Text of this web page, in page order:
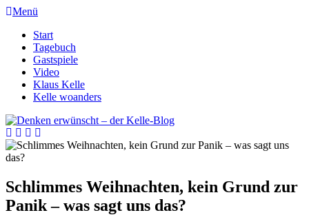
Menü
Start
Tagebuch
Gastspiele
Video
Klaus Kelle
Kelle woanders
Schlimmes Weihnachten, kein Grund zur
Panik – was sagt uns das?